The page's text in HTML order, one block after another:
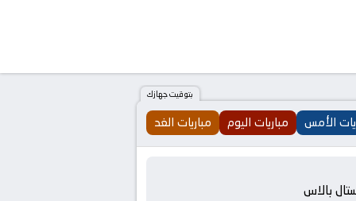
بتوقيت جهازك
الأمس مباريات اليوم مباريات الغد
بالاس